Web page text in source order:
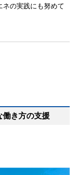
の実践にも努めて
働き方の支援